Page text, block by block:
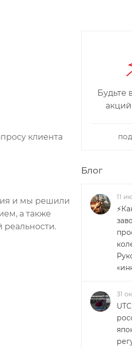
клиента
и мы решили
а также
реальности.
Будьте
Блог
11
31